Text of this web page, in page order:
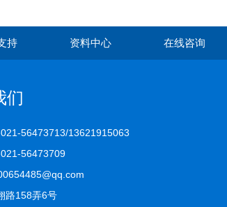
持 资料中心 在线咨询
们
56473713/13621915063
56473709
路158弄6号